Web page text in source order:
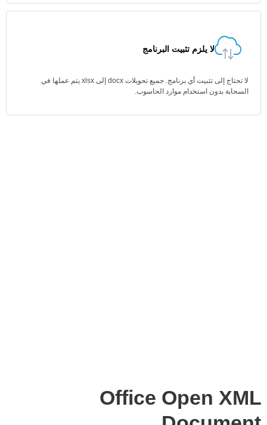
لا يلزم تثبيت البرنامج
لا تحتاج إلى تثبيت أي برنامج. جميع تحويلات docx إلى xlsx يتم عملها في
السحابة بدون استخدام موارد الحاسوب.
Office Open XML